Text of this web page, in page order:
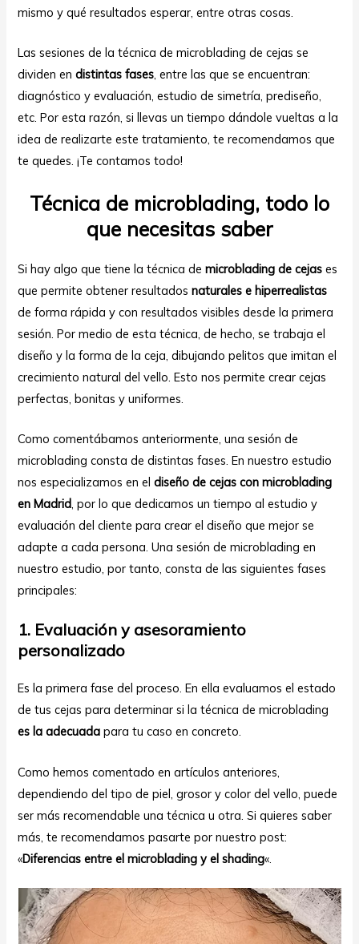
mismo y qué resultados esperar, entre otras cosas.
Las sesiones de la técnica de microblading de cejas se
dividen endistintas fases, entre las que se encuentran:
diagnóstico y evaluación, estudio de simetría, prediseño,
etc. Por esta razón, si llevas un tiempo dándole vueltas a la
idea de realizarte este tratamiento, te recomendamos que
te quedes. ¡Te contamos todo!
Técnica de microblading, todo lo
que necesitas saber
Si hay algo que tiene la técnica demicroblading de cejas es
que permite obtener resultadosnaturales e hiperrealistas
de forma rápida y con resultados visibles desde la primera
sesión. Por medio de esta técnica, de hecho, se trabaja el
diseño y la forma de la ceja, dibujando pelitos que imitan el
crecimiento natural del vello. Esto nos permite crear cejas
perfectas, bonitas y uniformes.
Como comentábamos anteriormente, una sesión de
microblading consta de distintas fases. En nuestro estudio
nos especializamos en eldiseño de cejas con microblading
en Madrid, por lo que dedicamos un tiempo al estudio y
evaluación del cliente para crear el diseño que mejor se
adapte a cada persona. Una sesión de microblading en
nuestro estudio, por tanto, consta de las siguientes fases
principales:
1. Evaluación y asesoramiento
personalizado
Es la primera fase del proceso. En ella evaluamos el estado
de tus cejas para determinar si la técnica de microblading
es la adecuada para tu caso en concreto.
Como hemos comentado en artículos anteriores,
dependiendo del tipo de piel, grosor y color del vello, puede
ser más recomendable una técnica u otra. Si quieres saber
más, te recomendamos pasarte por nuestro post:
«Diferencias entre el microblading y el shading«.